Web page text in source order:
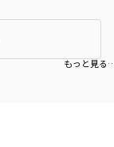
もっと見る